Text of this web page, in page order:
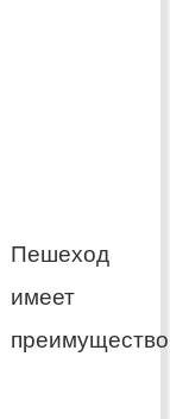
Пешеход
имеет
преимущество